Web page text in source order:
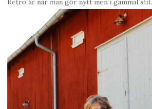
Retro är när man gör nytt men i gammal stil.